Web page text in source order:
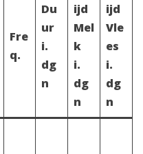
Fre
q.
Du
ur
i.
dg
n
ijd
Mel
k
i.
dg
n
ijd
Vle
es
i.
dg
n